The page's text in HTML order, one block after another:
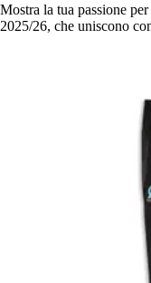
Mostra la tua passione
2025/26, che uniscono